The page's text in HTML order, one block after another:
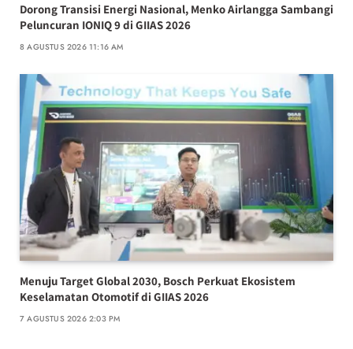
Dorong Transisi Energi Nasional, Menko Airlangga Sambangi
Peluncuran IONIQ 9 di GIIAS 2026
8 AGUSTUS 2026 11:16 AM
Menuju Target Global 2030, Bosch Perkuat Ekosistem
Keselamatan Otomotif di GIIAS 2026
7 AGUSTUS 2026 2:03 PM